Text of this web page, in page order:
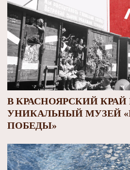
В КРАСНОЯРСКИЙ КРАЙ
УНИКАЛЬНЫЙ МУЗЕЙ
ПОБЕДЫ»